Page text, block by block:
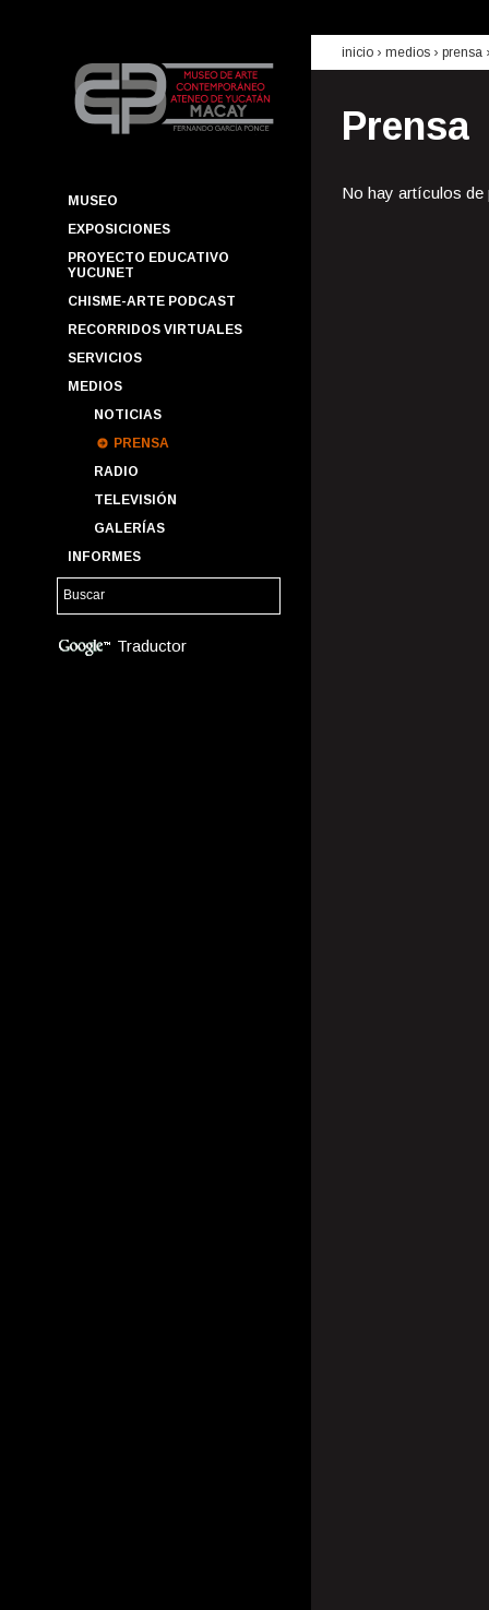
MUSEO
EXPOSICIONES
PROYECTO EDUCATIVO
YUCUNET
CHISME-ARTE PODCAST
RECORRIDOS VIRTUALES
SERVICIOS
MEDIOS
NOTICIAS
PRENSA
RADIO
TELEVISIÓN
GALERÍAS
INFORMES
Traductor
inicio › medios › prensa
Prensa
No hay artículos de